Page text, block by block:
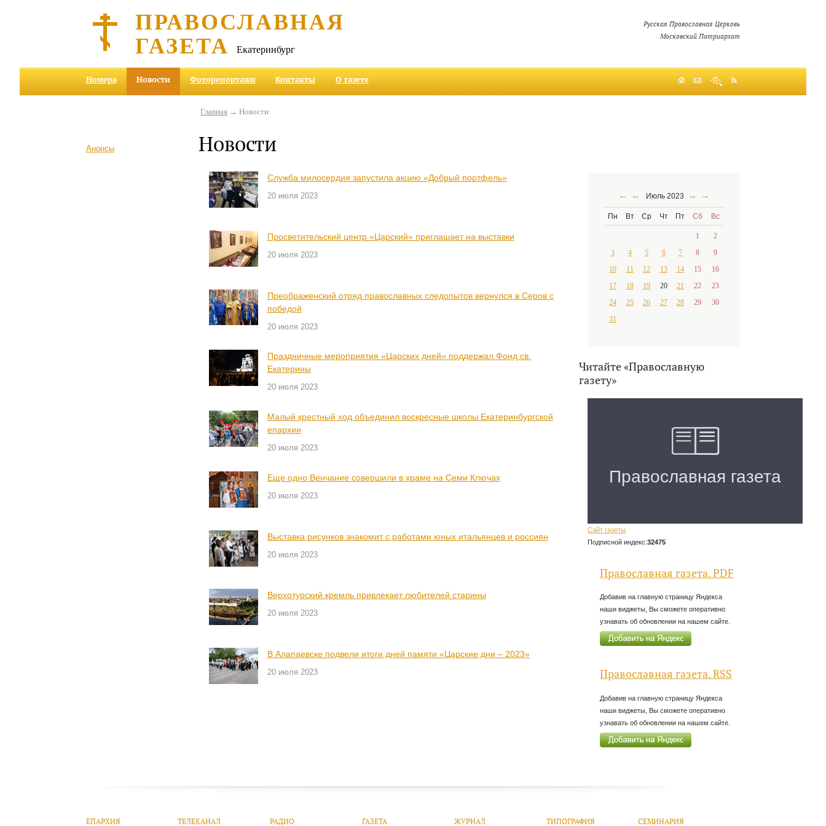
ПРАВОСЛАВНАЯ
ГАЗЕТА Екатеринбург
Русская Православная Церковь
Московский Патриархат
Номера Новости Фоторепортажи Контакты О газете
Анонсы
Главная → Новости
Новости
Служба милосердия запустила акцию «Добрый портфель»
20 июля 2023
Просветительский центр «Царский» приглашает на выставки
20 июля 2023
Преображенский отряд православных следопытов вернулся в Серов с
победой
20 июля 2023
Праздничные мероприятия «Царских дней» поддержал Фонд св.
Екатерины
20 июля 2023
Малый крестный ход объединил воскресные школы Екатеринбургской
епархии
20 июля 2023
Еще одно Венчание совершили в храме на Семи Ключах
20 июля 2023
Выставка рисунков знакомит с работами юных итальянцев и россиян
20 июля 2023
Верхотурский кремль привлекает любителей старины
20 июля 2023
В Алапаевске подвели итоги дней памяти «Царские дни – 2023»
20 июля 2023
← ← Июль 2023 → →
Пн Вт Ср Чт Пт Сб Вс
1
2
3
4 5 6 7 8
9
10
11 12 13 14 15
16
17
18 19 20 21 22
23
24
25 26 27 28 29
30
31
Читайте «Православную
газету»
Сайт газеты
Подписной индекс:32475
Православная газета. PDF
Добавив на главную страницу Яндекса
наши виджеты, Вы сможете оперативно
узнавать об обновлении на нашем сайте.
Православная газета. RSS
Добавив на главную страницу Яндекса
наши виджеты, Вы сможете оперативно
узнавать об обновлении на нашем сайте.
ЕПАРХИЯ ТЕЛЕКАНАЛ РАДИО ГАЗЕТА ЖУРНАЛ ТИПОГРАФИЯ СЕМИНАРИЯ